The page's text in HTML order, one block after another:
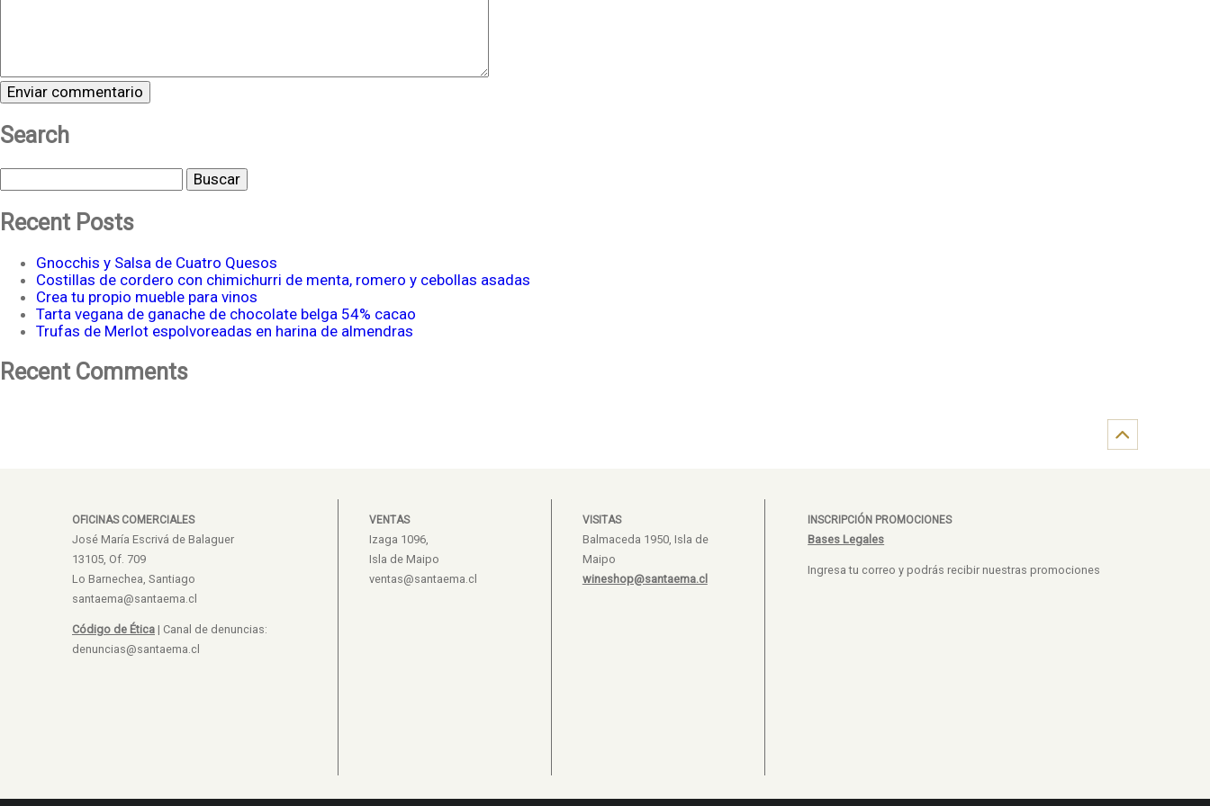
Search
Buscar
Recent Posts
Gnocchis y Salsa de Cuatro Quesos
Costillas de cordero con chimichurri de menta, romero y cebollas asadas
Crea tu propio mueble para vinos
Tarta vegana de ganache de chocolate belga 54% cacao
Trufas de Merlot espolvoreadas en harina de almendras
Recent Comments
OFICINAS COMERCIALES
José María Escrivá de Balaguer
13105, Of. 709
Lo Barnechea, Santiago
santaema@santaema.cl
Código de Ética | Canal de denuncias:
denuncias@santaema.cl
VENTAS
Izaga 1096,
Isla de Maipo
ventas@santaema.cl
VISITAS
Balmaceda 1950, Isla de
Maipo
wineshop@santaema.cl
INSCRIPCIÓN PROMOCIONES
Bases Legales
Ingresa tu correo y podrás recibir nuestras promociones